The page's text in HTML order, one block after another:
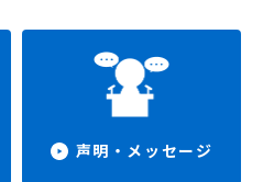
声明・メッセージ